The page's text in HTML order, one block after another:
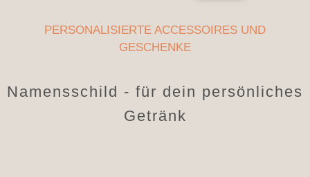
PERSONALISIERTE ACCESSOIRES UND
GESCHENKE
Namensschild - für dein persönliches
Getränk